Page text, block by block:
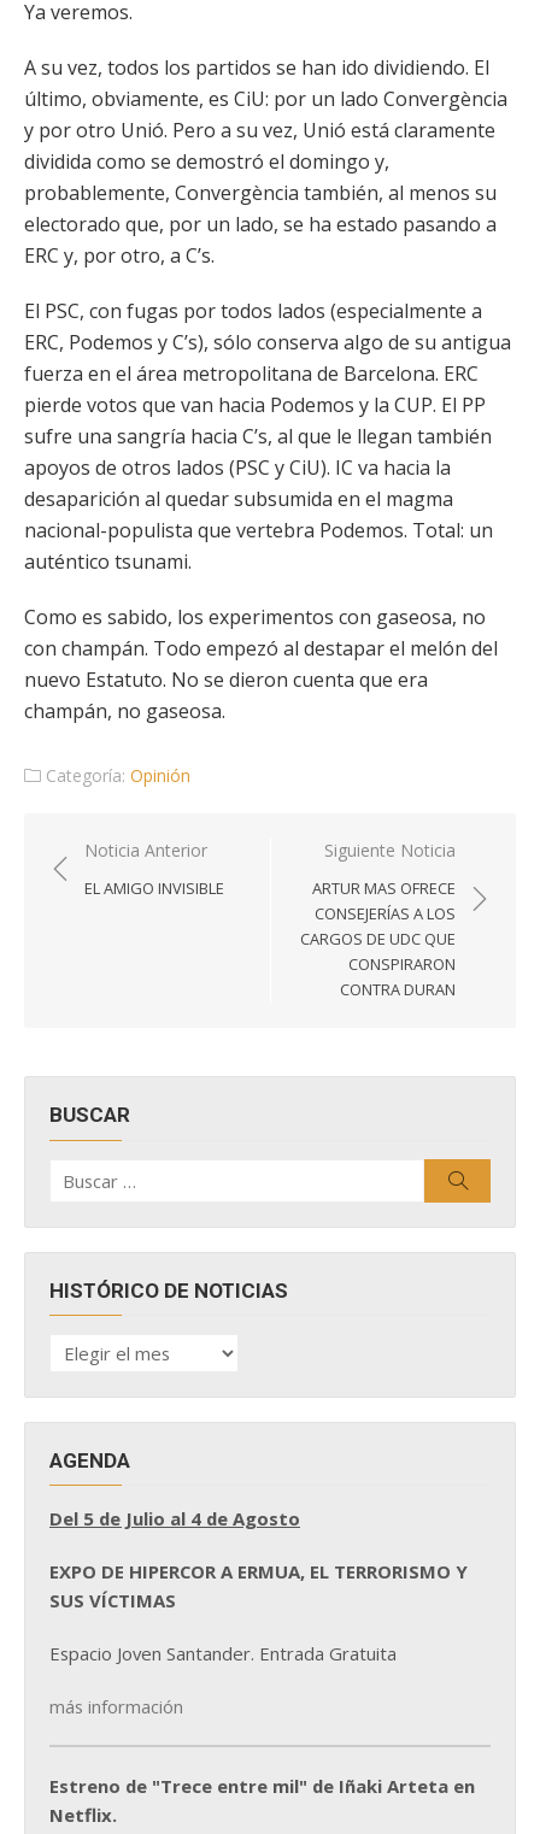
Ya veremos.
A su vez, todos los partidos se han ido dividiendo. El
último, obviamente, es CiU: por un lado Convergència
y por otro Unió. Pero a su vez, Unió está claramente
dividida como se demostró el domingo y,
probablemente, Convergència también, al menos su
electorado que, por un lado, se ha estado pasando a
ERC y, por otro, a C’s.
El PSC, con fugas por todos lados (especialmente a
ERC, Podemos y C’s), sólo conserva algo de su antigua
fuerza en el área metropolitana de Barcelona. ERC
pierde votos que van hacia Podemos y la CUP. El PP
sufre una sangría hacia C’s, al que le llegan también
apoyos de otros lados (PSC y CiU). IC va hacia la
desaparición al quedar subsumida en el magma
nacional-populista que vertebra Podemos. Total: un
auténtico tsunami.
Como es sabido, los experimentos con gaseosa, no
con champán. Todo empezó al destapar el melón del
nuevo Estatuto. No se dieron cuenta que era
champán, no gaseosa.
Categoría: Opinión
Navegación
de
Noticia Anterior
EL AMIGO INVISIBLE
Siguiente Noticia
ARTUR MAS OFRECE
CONSEJERÍAS A LOS
CARGOS DE UDC QUE
CONSPIRARON
CONTRA DURAN
BUSCAR
por:
HISTÓRICO DE NOTICIAS
HISTÓRICO
DE
AGENDA
Del 5 de Julio al 4 de Agosto
EXPO DE HIPERCOR A ERMUA, EL TERRORISMO Y
SUS VÍCTIMAS
Espacio Joven Santander. Entrada Gratuita
más información
Estreno de "Trece entre mil" de Iñaki Arteta en
Netflix.